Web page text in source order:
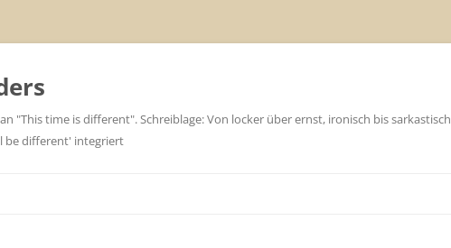
time is different". Schreiblage: Von locker über ernst, ironisch bis sarkastisch
be different' integriert